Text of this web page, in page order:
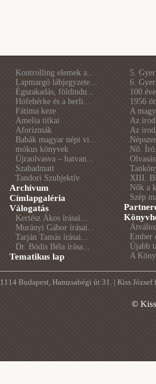
Kontrolling elemek a...
Lapmargó lábjegyzete...
Égszakadás, földindu...
Hófehérke és a berli...
Fátima keze
Amelia titkai
Aforizmák
Babák magyar népi vi...
mókus könyvek
Újraolvasva – hatvan...
Szabadmatt
Tandori Szubjektív
Archívum
Címlapgaléria
Válogatás
Kertész Ákos írásai...
Murányi Gábor írásai...
Tarján Tamás írásai...
Dr. Bódis Béla írása...
Tematikus lap
5.
6.
100
1956
A
Az
Az
Nő.
XIII.
Nők a
Szép
Ember
Újabb
A
1114 Budapest, Hamzsabégi út 31. | Kiss
©